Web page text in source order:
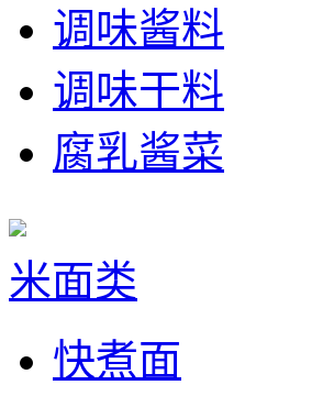
调味酱料
调味干料
腐乳酱菜
米面类
快煮面